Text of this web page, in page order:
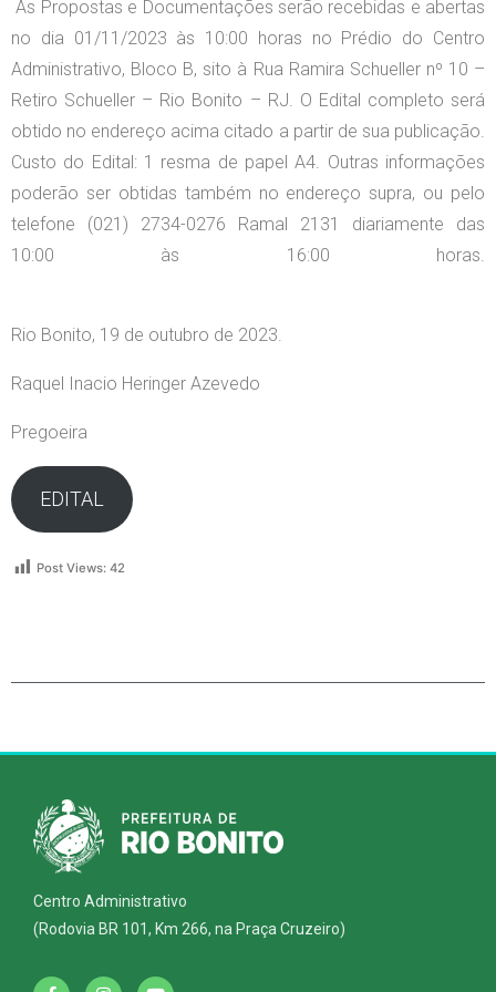
As Propostas e Documentações serão recebidas e abertas
no dia 01/11/2023 às 10:00 horas no Prédio do Centro
Administrativo, Bloco B, sito à Rua Ramira Schueller nº 10 –
Retiro Schueller – Rio Bonito – RJ. O Edital completo será
obtido no endereço acima citado a partir de sua publicação.
Custo do Edital: 1 resma de papel A4. Outras informações
poderão ser obtidas também no endereço supra, ou pelo
telefone (021) 2734-0276 Ramal 2131 diariamente das
10:00 às 16:00 horas.
Rio Bonito, 19 de outubro de 2023.
Raquel Inacio Heringer Azevedo
Pregoeira
EDITAL
Post Views: 42
Centro Administrativo
(Rodovia BR 101, Km 266, na Praça Cruzeiro)